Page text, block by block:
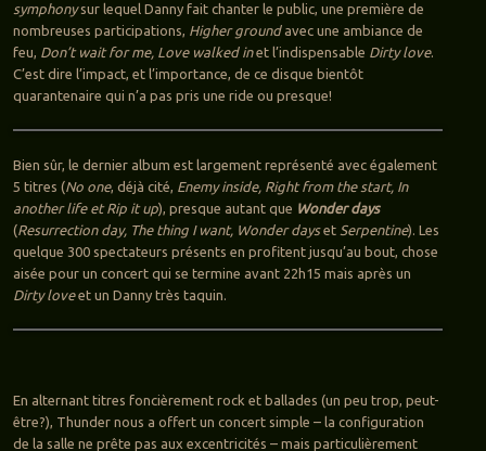
symphonysur lequel Danny fait chanter le public, une première de
nombreuses participations, Higher groundavec une ambiance de
feu, Don’t wait for me, Love walked inet l’indispensable Dirty love.
C’est dire l’impact, et l’importance, de ce disque bientôt
quarantenaire qui n’a pas pris une ride ou presque!
Bien sûr, le dernier album est largement représenté avec également
5 titres (No one, déjà cité, Enemy inside, Right from the start, In
another life et Rip it up), presque autant que Wonder days
(Resurrection day, The thing I want, Wonder daysetSerpentine). Les
quelque 300 spectateurs présents en profitent jusqu’au bout, chose
aisée pour un concert qui se termine avant 22h15 mais après un
Dirty loveet un Danny très taquin.
En alternant titres foncièrement rock et ballades (un peu trop, peut-
être?), Thunder nous a offert un concert simple – la configuration
de la salle ne prête pas aux excentricités – mais particulièrement